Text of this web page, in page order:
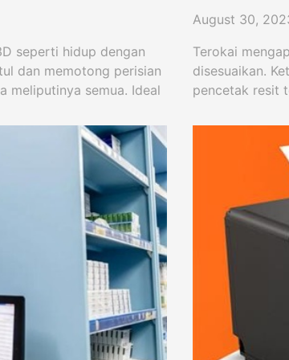
seperti hidup dengan
dan memotong perisian
meliputinya semua. Ideal
August 30,
Terokai
disesuaikan.
pencetak resit